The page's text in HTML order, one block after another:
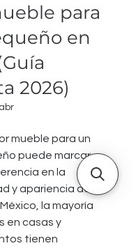
para
en
2026)
mueble para un
puede marcar
en la
y apariencia del
la mayoría
en casas y
tienen